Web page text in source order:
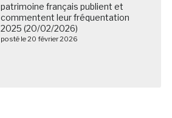
patrimoine français publient et
commentent leur fréquentation
2025 (20/02/2026)
posté le 20 février 2026